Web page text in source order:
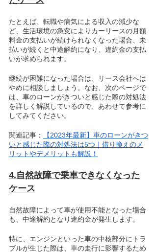
たとえば、転職や病気による収入の減少な
ど、生活環境の急変によりカーリースの月額
料金の支払いが続けられなくなった場合、未
払いが続くと中途解約になり、違約金の支払
いが求められます。
継続が困難になった場合は、リース会社へは
やめに相談しましょう。なお、次のページで
は、車のローンがきついと感じた際の対処法
を詳しく解説しているので、あわせて参考に
してみてください。
関連記事：
【2023年最新】車のローンがきつ
いと感じた際の対処法は5つ｜借り換えのメ
リットやデメリットも解説！
4.自然故障で乗車できなくなった
ケース
自然故障によって車が使用不能となった場合
も、中途解約となり違約金が発生します。
特に、エンジンといった車の中核部分にトラ
ブルが生じた際は、車の走行に影響するため